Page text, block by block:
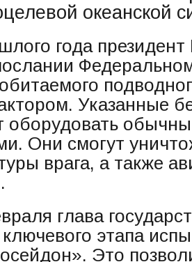
океанской
года
Указанные
оборудовать
Они смогут
врага, а также
глава
этапа
Это